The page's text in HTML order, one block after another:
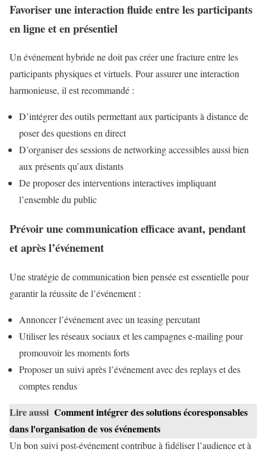
Favoriser une interaction fluide entre les participants
en ligne et en présentiel
Un événement hybride ne doit pas créer une fracture entre les
participants physiques et virtuels. Pour assurer une interaction
harmonieuse, il est recommandé :
D’intégrer des outils permettant aux participants à distance de
poser des questions en direct
D’organiser des sessions de networking accessibles aussi bien
aux présents qu’aux distants
De proposer des interventions interactives impliquant
l’ensemble du public
Prévoir une communication efficace avant, pendant
et après l’événement
Une stratégie de communication bien pensée est essentielle pour
garantir la réussite de l’événement :
Annoncer l’événement avec un teasing percutant
Utiliser les réseaux sociaux et les campagnes e-mailing pour
promouvoir les moments forts
Proposer un suivi après l’événement avec des replays et des
comptes rendus
Lire aussi Comment intégrer des solutions écoresponsables
dans l'organisation de vos événements
Un bon suivi post-événement contribue à fidéliser l’audience et à